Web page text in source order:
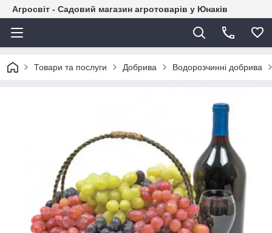
Агросвіт - Садовий магазин агротоварів у Юнаків
Товари та послуги Добрива Водорозчинні добрива